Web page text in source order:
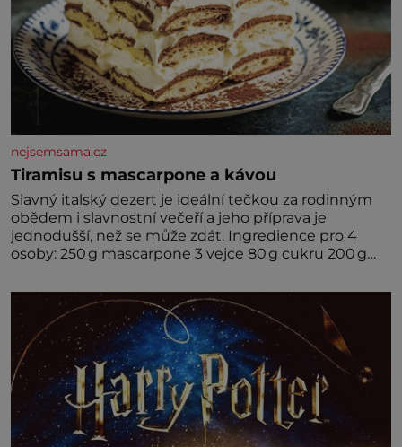
nejsemsama.cz
Tiramisu s mascarpone a kávou
Slavný italský dezert je ideální tečkou za rodinným
obědem i slavnostní večeří a jeho příprava je
jednodušší, než se může zdát. Ingredience pro 4
osoby: 250 g mascarpone 3 vejce 80 g cukru 200 g
amaretta kakao na posypání Postup: Oddělte
žloutky od bílků. Žloutky vyšlehejte s cukrem do
světlé pěny a postupně do nich vmíchejte
mascarpone, aby vznikl hladký